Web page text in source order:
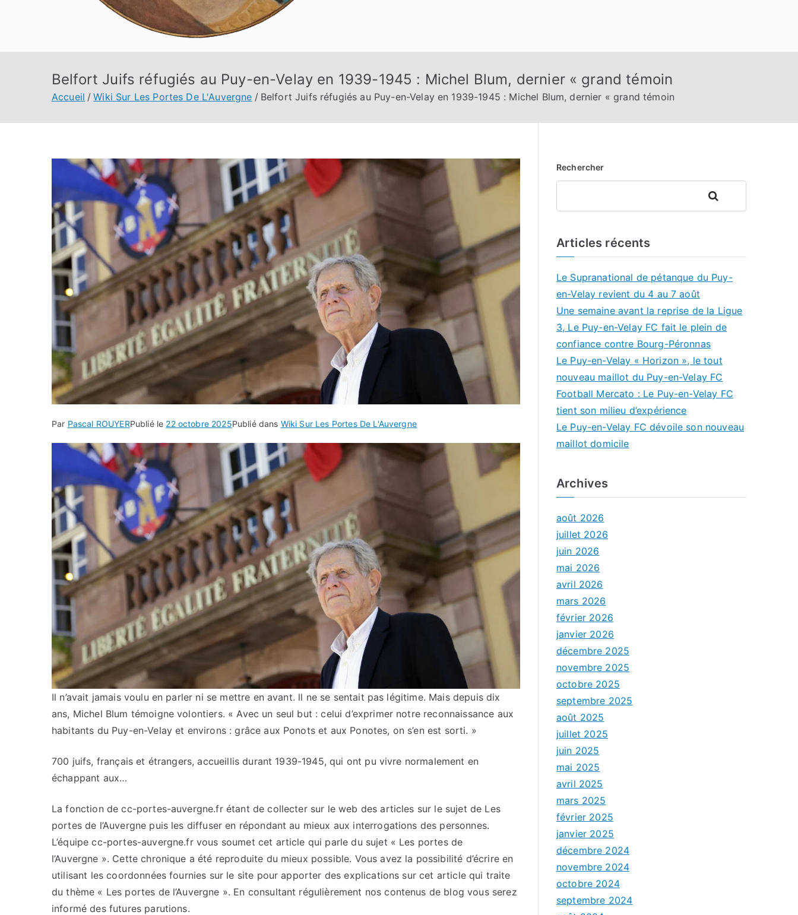
Belfort Juifs réfugiés au Puy-en-Velay en 1939-1945 : Michel Blum, dernier « grand témoin
Accueil Wiki Sur Les Portes De L'Auvergne Belfort Juifs réfugiés au Puy-en-Velay en 1939-1945 : Michel Blum, dernier « grand témoin
Par Pascal ROUYERPublié le 22 octobre 2025Publié dans Wiki Sur Les Portes De L'Auvergne
Il n’avait jamais voulu en parler ni se mettre en avant. ll ne se sentait pas légitime. Mais depuis dix
ans, Michel Blum témoigne volontiers. « Avec un seul but : celui d’exprimer notre reconnaissance aux
habitants du Puy-en-Velay et environs : grâce aux Ponots et aux Ponotes, on s’en est sorti. »
700 juifs, français et étrangers, accueillis durant 1939-1945, qui ont pu vivre normalement en
échappant aux…
La fonction de cc-portes-auvergne.fr étant de collecter sur le web des articles sur le sujet de Les
portes de l’Auvergne puis les diffuser en répondant au mieux aux interrogations des personnes.
L’équipe cc-portes-auvergne.fr vous soumet cet article qui parle du sujet « Les portes de
l’Auvergne ». Cette chronique a été reproduite du mieux possible. Vous avez la possibilité d’écrire en
utilisant les coordonnées fournies sur le site pour apporter des explications sur cet article qui traite
du thème « Les portes de l’Auvergne ». En consultant régulièrement nos contenus de blog vous serez
informé des futures parutions.
Rechercher
Rechercher
Articles récents
Le Supranational de pétanque du Puy-
en-Velay revient du 4 au 7 août
Une semaine avant la reprise de la Ligue
3, Le Puy-en-Velay FC fait le plein de
confiance contre Bourg-Péronnas
Le Puy-en-Velay « Horizon », le tout
nouveau maillot du Puy-en-Velay FC
Football Mercato : Le Puy-en-Velay FC
tient son milieu d’expérience
Le Puy-en-Velay FC dévoile son nouveau
maillot domicile
Archives
août 2026
juillet 2026
juin 2026
mai 2026
avril 2026
mars 2026
février 2026
janvier 2026
décembre 2025
novembre 2025
octobre 2025
septembre 2025
août 2025
juillet 2025
juin 2025
mai 2025
avril 2025
mars 2025
février 2025
janvier 2025
décembre 2024
novembre 2024
octobre 2024
septembre 2024